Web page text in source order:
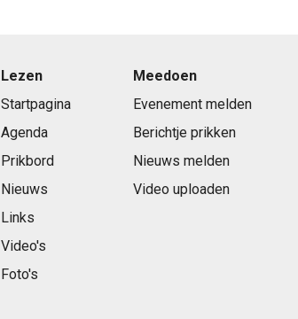
Lezen
Startpagina
Agenda
Prikbord
Nieuws
Links
Video's
Foto's
Meedoen
Evenement melden
Berichtje prikken
Nieuws melden
Video uploaden